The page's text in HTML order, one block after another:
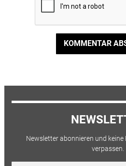
KOMMENTAR
Newsletter abonnieren und
verpassen.